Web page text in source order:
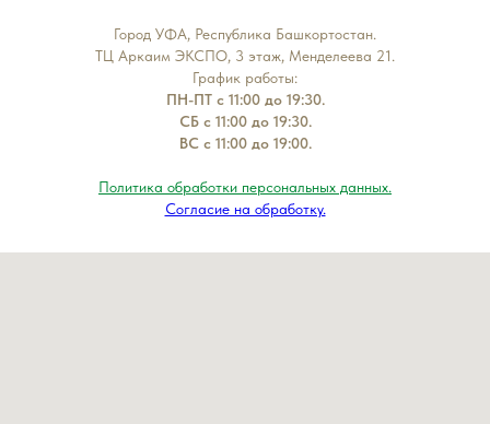
Город УФА, Республика Башкортостан.
ТЦ Аркаим ЭКСПО, 3 этаж, Менделеева 21.
График работы:
ПН-ПТ с 11:00 до 19:30.
СБ с 11:00 до 19:30.
ВС с 11:00 до 19:00.
Политика обработки персональных данных.
Согласие на обработку.